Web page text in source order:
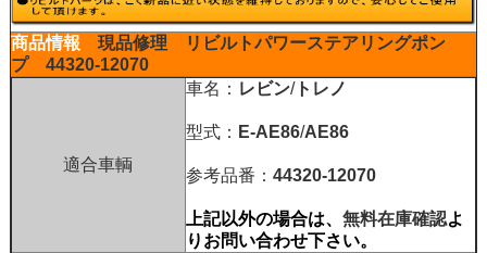
商品情報 現品修理
リビルトパワーステアリングポン
プ
44320-12070
適合車輌
車名： レビン/トレノ
型式： E-AE86/AE86
参考品番： 44320-12070
上記以外の場合は、 無料在庫確認よ
りお問い合わせ下さい。